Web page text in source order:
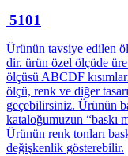
5101
Ürünün tavsiye edilen
dir. ürün özel ölçüde
ölçüsü ABCDF
ölçü, renk ve diğer
geçebilirsiniz. Ürünün
kataloğumuzun “baskı
Ürünün renk tonları
değişkenlik gösterebilir.